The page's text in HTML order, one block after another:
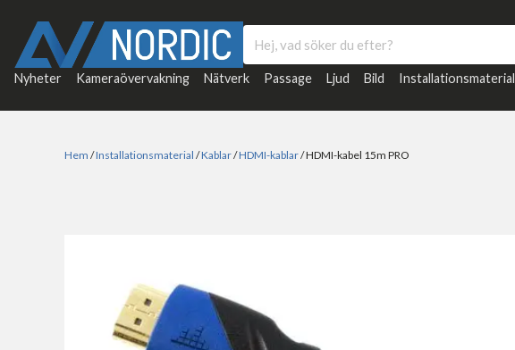
Nyheter Kameraövervakning Nätverk Passage Ljud Bild Installationsmaterial
Hem /Installationsmaterial /Kablar/HDMI-kablar/ HDMI-kabel 15m PRO